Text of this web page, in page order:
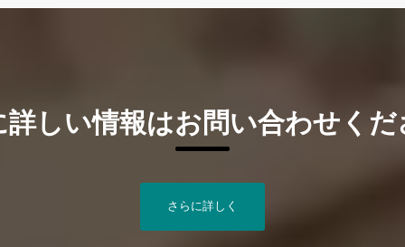
しい情報はお問い合わせく
さらに詳しく